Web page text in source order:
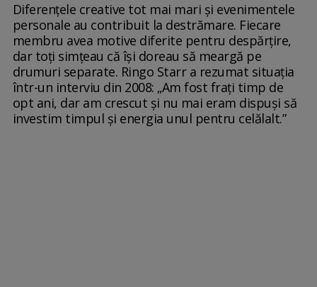
Diferențele creative tot mai mari și evenimentele
personale au contribuit la destrămare. Fiecare
membru avea motive diferite pentru despărțire,
dar toți simțeau că își doreau să meargă pe
drumuri separate. Ringo Starr a rezumat situația
într-un interviu din 2008: „Am fost frați timp de
opt ani, dar am crescut și nu mai eram dispuși să
investim timpul și energia unul pentru celălalt.”